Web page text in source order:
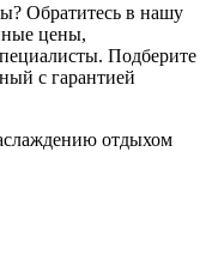
Обратитесь в нашу
цены,
Подберите
с гарантией
отдыхом